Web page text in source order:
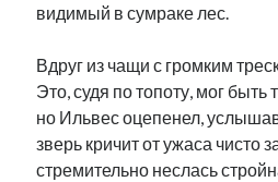
видимый в сумраке лес.
Вдруг из чащи с громким
Это, судя по топоту, мог быть
но Ильвес оцепенел,
зверь кричит от ужаса чисто
стремительно неслась